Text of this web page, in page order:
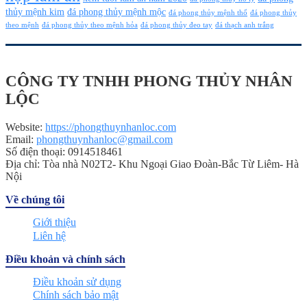
thủy mệnh kim đá phong thủy mệnh mộc đá phong thủy mệnh thổ đá phong thủy
theo mệnh đá phong thủy theo mệnh hỏa đá phong thủy đeo tay đá thạch anh trắng
CÔNG TY TNHH PHONG THỦY NHÂN
LỘC
Website: https://phongthuynhanloc.com
Email: phongthuynhanloc@gmail.com
Số điện thoại: 0914518461
Địa chỉ: Tòa nhà N02T2- Khu Ngoại Giao Đoàn-Bắc Từ Liêm- Hà
Nội
Về chúng tôi
Giới thiệu
Liên hệ
Điều khoản và chính sách
Điều khoản sử dụng
Chính sách bảo mật